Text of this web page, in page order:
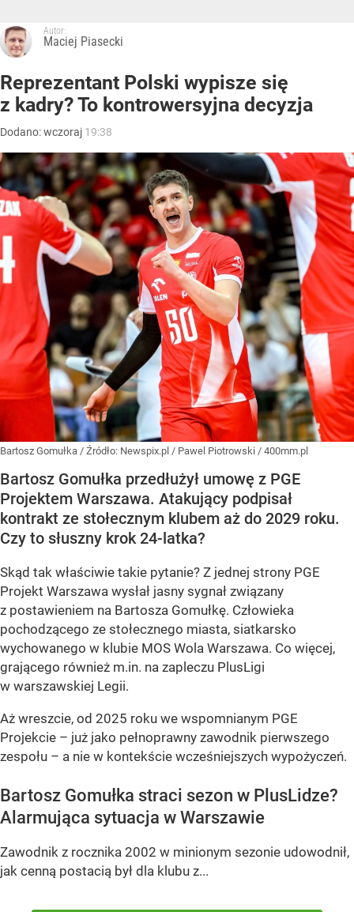
Autor:
Maciej Piasecki
Reprezentant Polski wypisze się
z kadry? To kontrowersyjna decyzja
Dodano:wczoraj 19:38
Bartosz Gomułka / Źródło: Newspix.pl / Pawel Piotrowski / 400mm.pl
Bartosz Gomułka przedłużył umowę z PGE
Projektem Warszawa. Atakujący podpisał
kontrakt ze stołecznym klubem aż do 2029 roku.
Czy to słuszny krok 24-latka?
Skąd tak właściwie takie pytanie? Z jednej strony PGE
Projekt Warszawa wysłał jasny sygnał związany
z postawieniem na Bartosza Gomułkę. Człowieka
pochodzącego ze stołecznego miasta, siatkarsko
wychowanego w klubie MOS Wola Warszawa. Co więcej,
grającego również m.in. na zapleczu PlusLigi
w warszawskiej Legii.
Aż wreszcie, od 2025 roku we wspomnianym PGE
Projekcie – już jako pełnoprawny zawodnik pierwszego
zespołu – a nie w kontekście wcześniejszych wypożyczeń.
Bartosz Gomułka straci sezon w PlusLidze?
Alarmująca sytuacja w Warszawie
Zawodnik z rocznika 2002 w minionym sezonie udowodnił,
jak cenną postacią był dla klubu z...